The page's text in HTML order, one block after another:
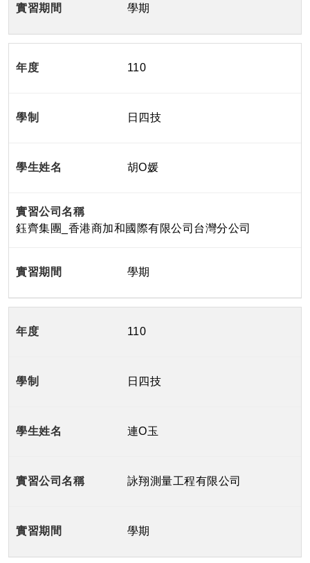
學期
110
日四技
胡O媛
鈺齊集團_香港商加和國際有限公司台灣分公司
學期
110
日四技
連O玉
詠翔測量工程有限公司
學期